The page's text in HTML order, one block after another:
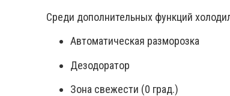
Среди дополнительных функций
Автоматическая разморозка
Дезодоратор
Зона свежести (0 град.)